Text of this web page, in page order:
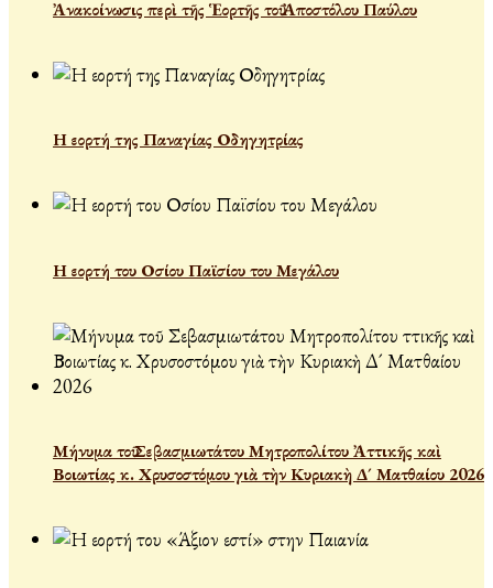
Ἀνακοίνωσις περὶ τῆς Ἑορτῆς τοῦ Ἀποστόλου Παύλου
Η εορτή της Παναγίας Οδηγητρίας
Η εορτή του Οσίου Παϊσίου του Μεγάλου
Μήνυμα τοῦ Σεβασμιωτάτου Μητροπολίτου Ἀττικῆς καὶ
Βοιωτίας κ. Χρυσοστόμου γιὰ τὴν Κυριακὴ Δ´ Ματθαίου 2026